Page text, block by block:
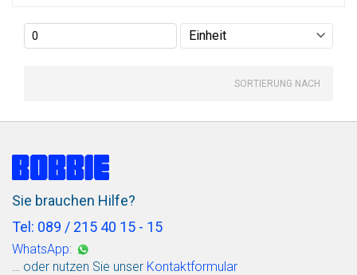
SORTIERUNG NACH
Sie brauchen Hilfe?
Tel: 089 / 215 40 15 - 15
WhatsApp:
… oder nutzen Sie unser Kontaktformular